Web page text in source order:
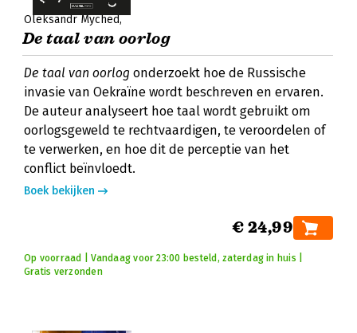
Oleksandr Myched
De taal van oorlog
De taal van oorlog onderzoekt hoe de Russische
invasie van Oekraïne wordt beschreven en ervaren.
De auteur analyseert hoe taal wordt gebruikt om
oorlogsgeweld te rechtvaardigen, te veroordelen of
te verwerken, en hoe dit de perceptie van het
conflict beïnvloedt.
Boek bekijken
€ 24,99
Op voorraad | Vandaag voor 23:00 besteld, zaterdag in huis |
Gratis verzonden